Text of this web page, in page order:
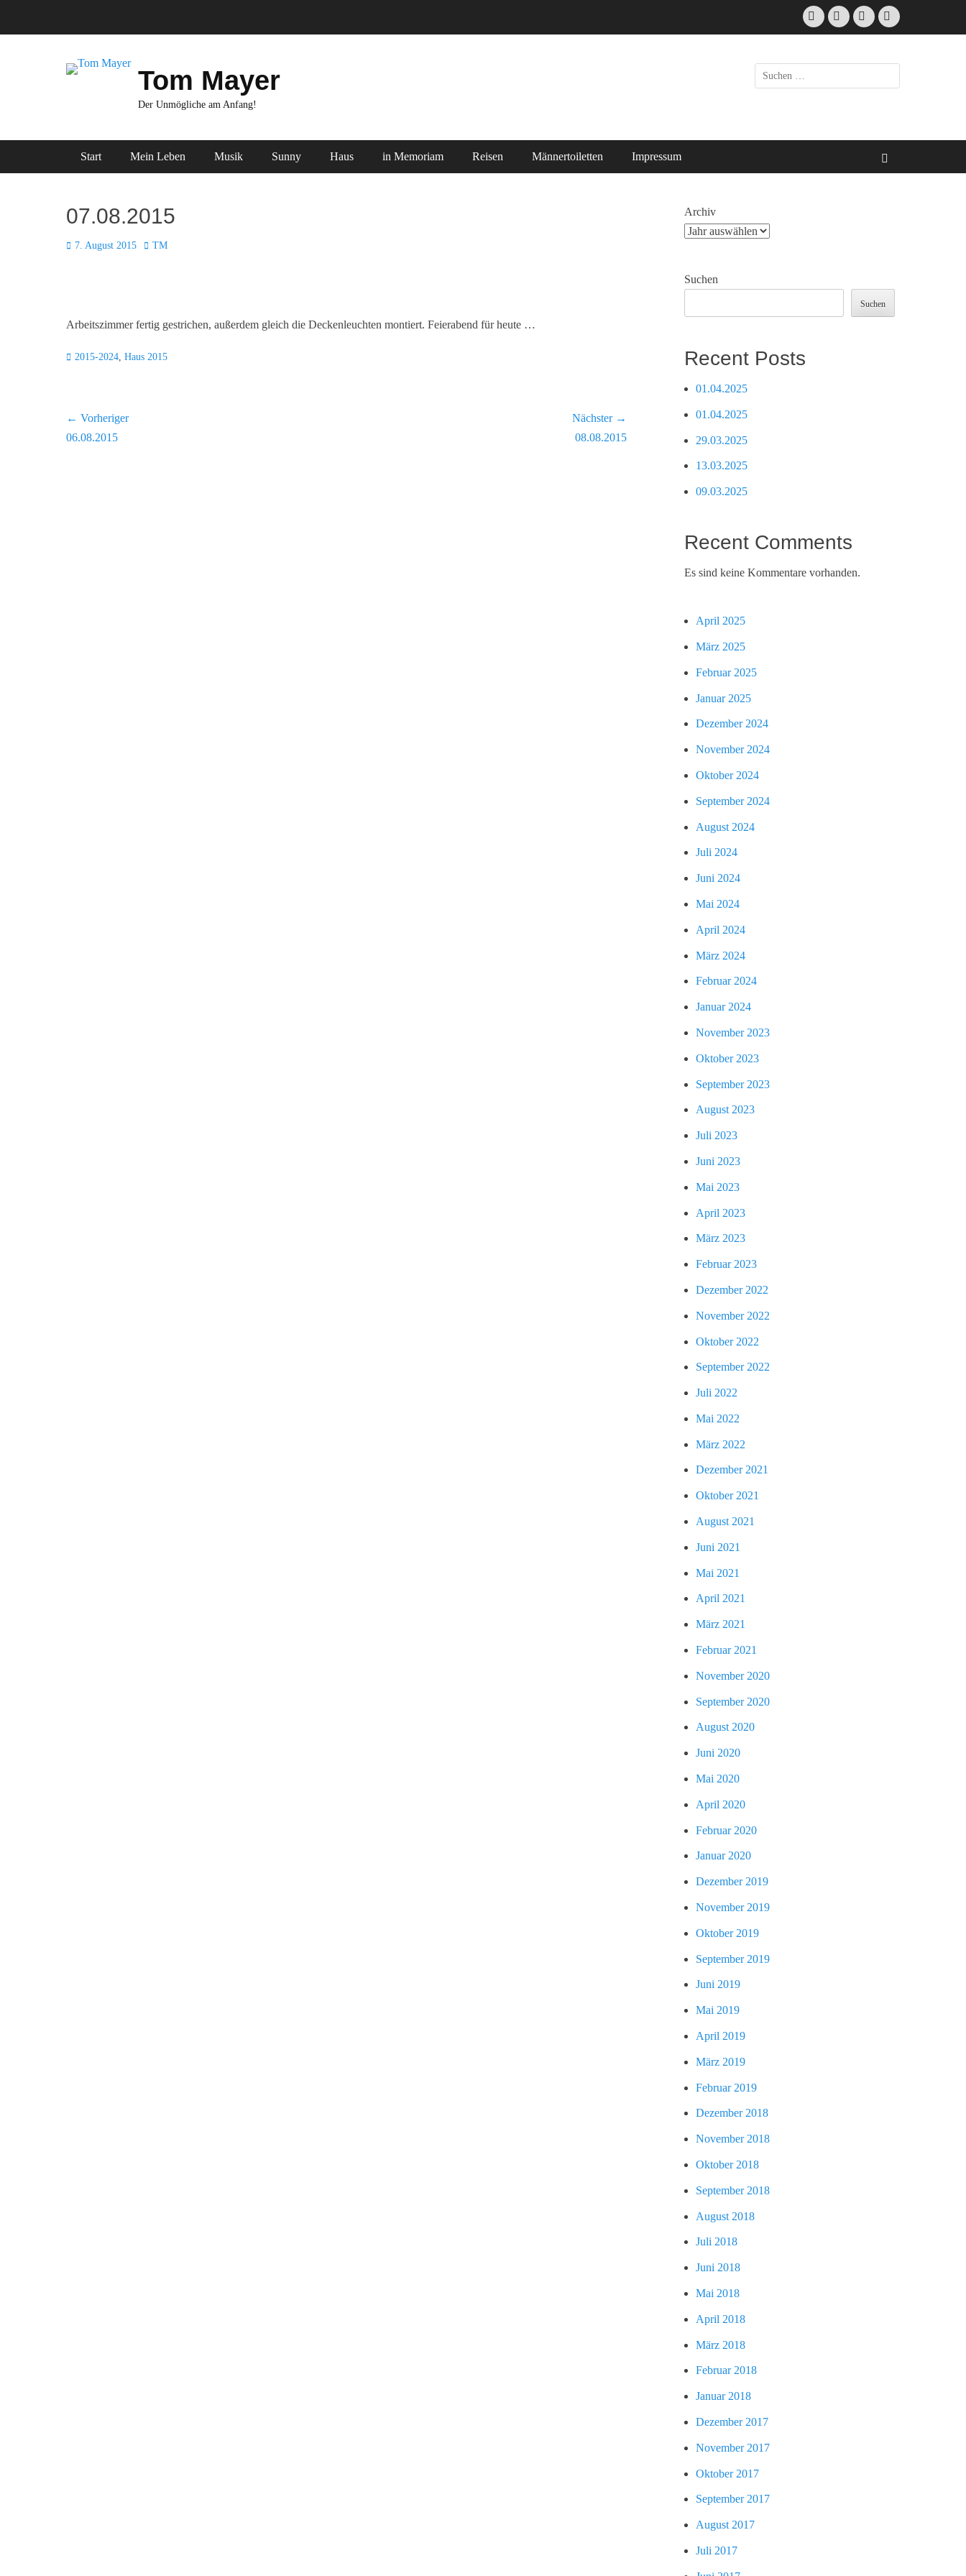
Facebook
E-
Mail
InstagramWebsite
Tom Mayer
Der Unmögliche am Anfang!
Suche
nach:
Primäres Menü
Start Mein Leben Musik Sunny Haus in Memoriam Reisen Männertoiletten Impressum
07.08.2015
Posted
7. August 2015 Autor
TM
Arbeitszimmer fertig gestrichen, außerdem gleich die Deckenleuchten montiert. Feierabend für heute …
Kategorien
2015-2024, Haus 2015
Beitragsnavigation
← Vorheriger
Vorheriger
06.08.2015
Nächster →
08.08.2015
Archiv
Suchen
Suchen
Recent Posts
01.04.2025
01.04.2025
29.03.2025
13.03.2025
09.03.2025
Recent Comments
Es sind keine Kommentare vorhanden.
April 2025
März 2025
Februar 2025
Januar 2025
Dezember 2024
November 2024
Oktober 2024
September 2024
August 2024
Juli 2024
Juni 2024
Mai 2024
April 2024
März 2024
Februar 2024
Januar 2024
November 2023
Oktober 2023
September 2023
August 2023
Juli 2023
Juni 2023
Mai 2023
April 2023
März 2023
Februar 2023
Dezember 2022
November 2022
Oktober 2022
September 2022
Juli 2022
Mai 2022
März 2022
Dezember 2021
Oktober 2021
August 2021
Juni 2021
Mai 2021
April 2021
März 2021
Februar 2021
November 2020
September 2020
August 2020
Juni 2020
Mai 2020
April 2020
Februar 2020
Januar 2020
Dezember 2019
November 2019
Oktober 2019
September 2019
Juni 2019
Mai 2019
April 2019
März 2019
Februar 2019
Dezember 2018
November 2018
Oktober 2018
September 2018
August 2018
Juli 2018
Juni 2018
Mai 2018
April 2018
März 2018
Februar 2018
Januar 2018
Dezember 2017
November 2017
Oktober 2017
September 2017
August 2017
Juli 2017